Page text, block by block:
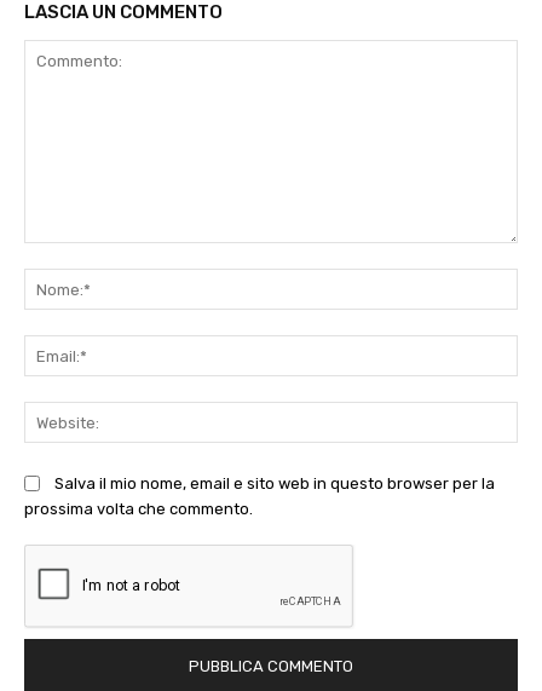
LASCIA UN COMMENTO
Salva il mio nome, email e sito web in questo browser per la
prossima volta che commento.